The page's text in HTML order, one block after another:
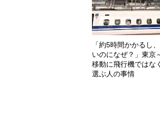
「約5時間かかるし
いのになぜ？」東京
移動に飛行機ではな
選ぶ人の事情